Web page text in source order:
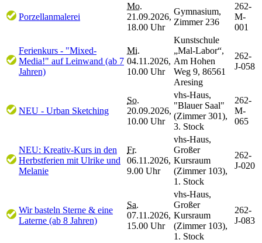
Porzellanmalerei
Mo.
21.09.2026,
18.00 Uhr
Gymnasium,
Zimmer 236
262-
M-
001
Ferienkurs - "Mixed-
Media!" auf Leinwand (ab 7
Jahren)
Mi.
04.11.2026,
10.00 Uhr
Kunstschule
„Mal-Labor“,
Am Hohen
Weg 9, 86561
Aresing
262-
J-058
NEU - Urban Sketching
So.
20.09.2026,
10.00 Uhr
vhs-Haus,
"Blauer Saal"
(Zimmer 301),
3. Stock
262-
M-
065
NEU: Kreativ-Kurs in den
Herbstferien mit Ulrike und
Melanie
Fr.
06.11.2026,
9.00 Uhr
vhs-Haus,
Großer
Kursraum
(Zimmer 103),
1. Stock
262-
J-020
Wir basteln Sterne & eine
Laterne (ab 8 Jahren)
Sa.
07.11.2026,
15.00 Uhr
vhs-Haus,
Großer
Kursraum
(Zimmer 103),
1. Stock
262-
J-083